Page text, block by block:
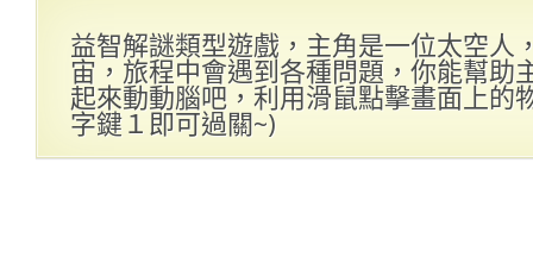
益智解謎類型遊戲，主角是一位太空人
宙，旅程中會遇到各種問題，你能幫助
起來動動腦吧，利用滑鼠點擊畫面上的
字鍵１即可過關~)